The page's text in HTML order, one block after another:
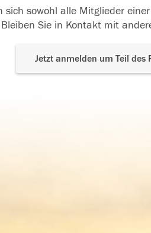
sich sowohl alle Mitglieder
Sie in Kontakt mit
Jetzt anmelden um Teil des